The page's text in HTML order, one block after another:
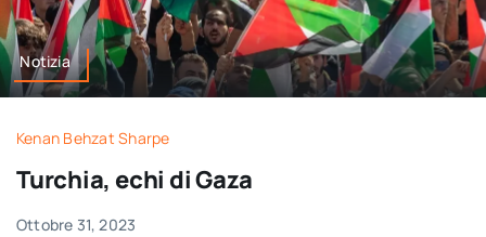
Notizia
Kenan Behzat Sharpe
Turchia, echi di Gaza
Ottobre 31, 2023